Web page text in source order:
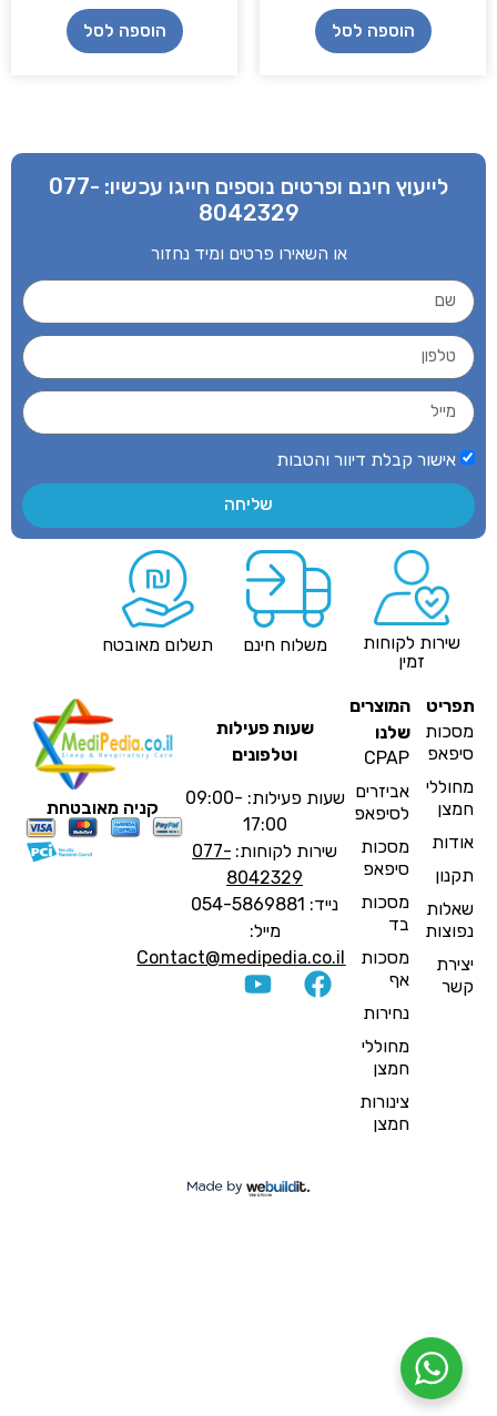
הוספה לסל הוספה לסל
לייעוץ חינם ופרטים נוספים חייגו עכשיו: 077-
8042329
או השאירו פרטים ומיד נחזור
אישור קבלת דיוור והטבות
שליחה
שירות לקוחות
זמין
משלוח חינם תשלום מאובטח
מסכות
סיפאפ
מחוללי
חמצן
אודות
תקנון
שאלות
נפוצות
יצירת
קשר
המוצרים
שלנו
CPAP
אביזרים
לסיפאפ
מסכות
סיפאפ
מסכות
בד
מסכות
נחירות
מחוללי
חמצן
צינורות
חמצן
שעות פעילות
וטלפונים
שעות פעילות: 09:00-
17:00
שירות לקוחות:077-
8042329
נייד: 054-5869881
מייל:
Contact@medipedia.co.il
קניה מאובטחת